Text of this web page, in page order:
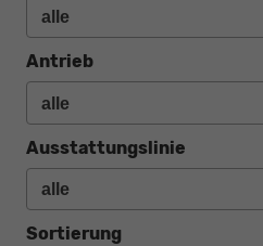
Antrieb
Ausstattungslinie
Sortierung